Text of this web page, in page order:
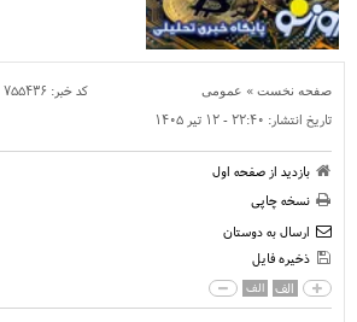
صفحه نخست » عمومی کد خبر: ۷۵۵۴۳۶
تاریخ انتشار: ۲۲:۴۰ - ۱۲ تير ۱۴۰۵
بازدید از صفحه اول
نسخه چاپی
ارسال به دوستان
ذخیره فایل
الف الف